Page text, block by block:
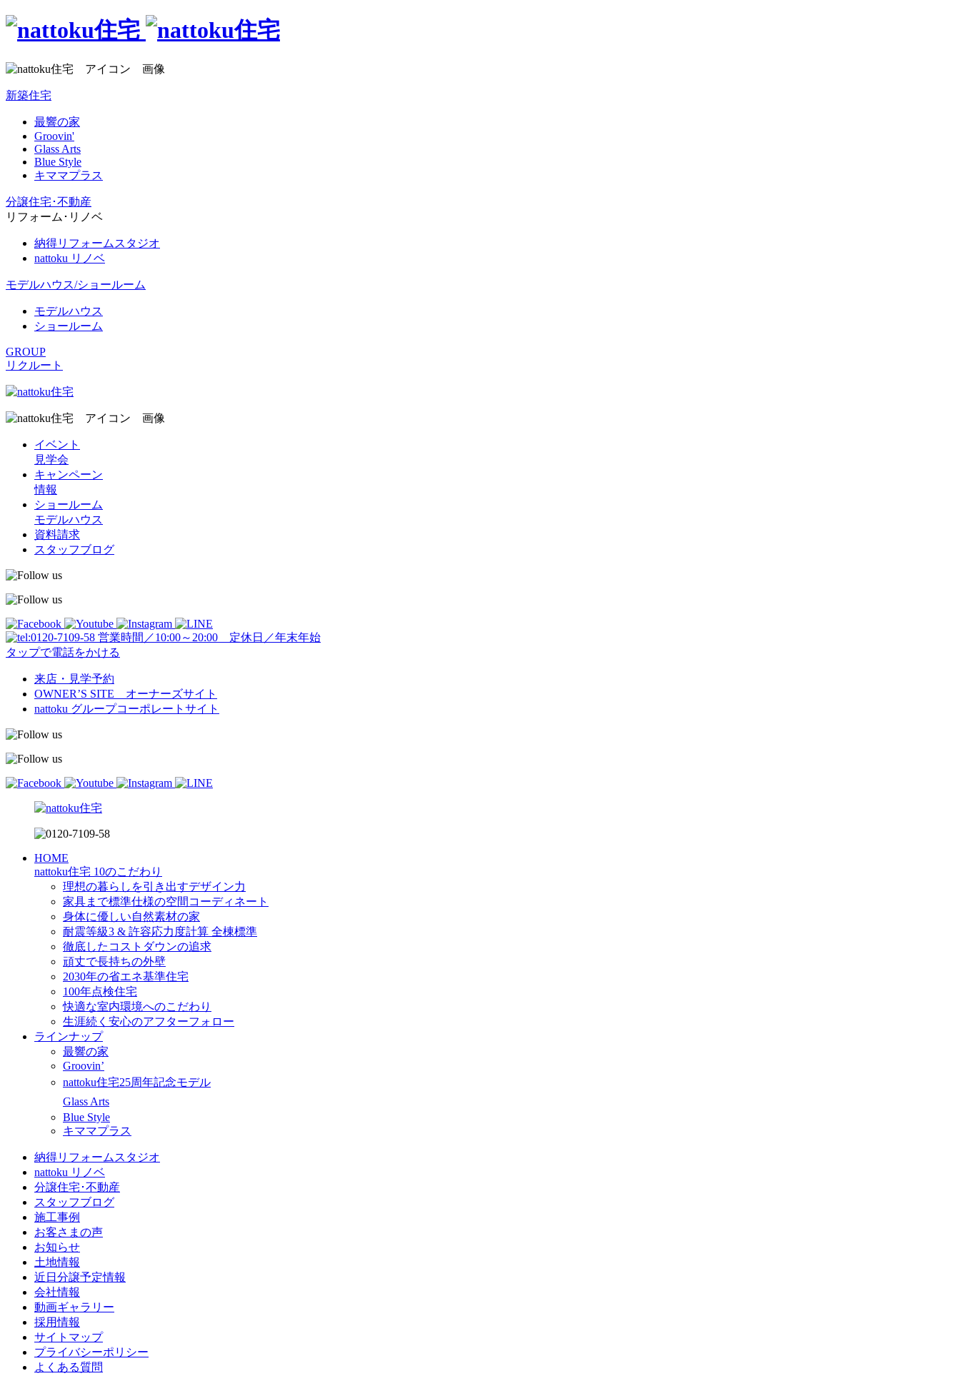
新築住宅
最響の家
Groovin'
Glass Arts
Blue Style
キママプラス
分譲住宅･不動産
リフォーム･リノベ
納得リフォームスタジオ
nattoku リノベ
モデルハウス/ショールーム
モデルハウス
ショールーム
GROUP
リクルート
イベント
見学会
キャンペーン
情報
ショールーム
モデルハウス
資料請求
スタッフブログ
営業時間／10:00～20:00 定休日／年末年始
タップで電話をかける
来店・見学予約
OWNER’S SITE オーナーズサイト
nattoku グループコーポレートサイト
HOME
nattoku住宅 10のこだわり
理想の暮らしを引き出すデザイン力
家具まで標準仕様の空間コーディネート
身体に優しい自然素材の家
耐震等級3 & 許容応力度計算 全棟標準
徹底したコストダウンの追求
頑丈で長持ちの外壁
2030年の省エネ基準住宅
100年点検住宅
快適な室内環境へのこだわり
生涯続く安心のアフターフォロー
ラインナップ
最響の家
Groovin’
nattoku住宅25周年記念モデル
Glass Arts
Blue Style
キママプラス
納得リフォームスタジオ
nattoku リノベ
分譲住宅･不動産
スタッフブログ
施工事例
お客さまの声
お知らせ
土地情報
近日分譲予定情報
会社情報
動画ギャラリー
採用情報
サイトマップ
プライバシーポリシー
よくある質問